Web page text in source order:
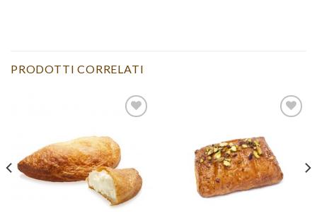
PRODOTTI CORRELATI
Aggiungi
alla lista
dei
desideri
Aggiungi
alla lista
dei
desideri